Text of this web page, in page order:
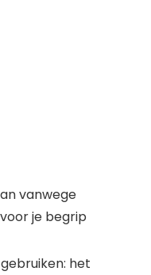
vanwege
je begrip
het